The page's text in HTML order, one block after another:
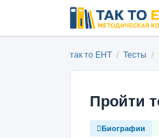
так то ЕНТ / Тесты /
Пройти
Биографии